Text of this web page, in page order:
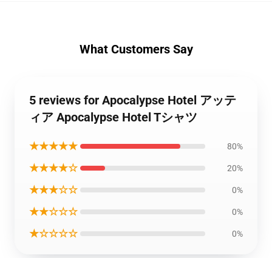
What Customers Say
5 reviews for Apocalypse Hotel アッテ
ィア Apocalypse Hotel Tシャツ
★★★★★ 80%
★★★★☆ 20%
★★★☆☆ 0%
★★☆☆☆ 0%
★☆☆☆☆ 0%